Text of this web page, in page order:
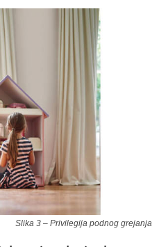
Slika 3 – Privilegija podnog grejanja